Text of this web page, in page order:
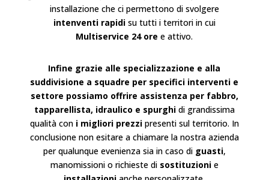
installazioneche ci permettono di svolgere
intenventi rapidisu tutti i territori in cui
Multiservice 24 ore e attivo.
Infine grazie alle specializzazione e alla
suddivisione a squadre per specifici interventi e
settore possiamo offrire assistenza per fabbro,
tapparellista, idraulico e spurghidi grandissima
qualità coni migliori prezzipresenti sul territorio. In
conclusione non esitare a chiamare la nostra azienda
per qualunque evenienza sia in caso di guasti,
manomissioni o richieste di sostituzionie